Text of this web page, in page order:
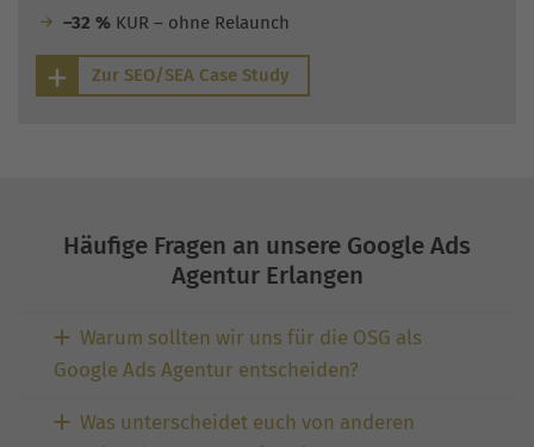
–32 %KUR – ohne Relaunch
Zur SEO/SEA Case Study
Häufige Fragen an unsere Google Ads
Agentur Erlangen
Warum sollten wir uns für die OSG als
Google Ads Agentur entscheiden?
Was unterscheidet euch von anderen